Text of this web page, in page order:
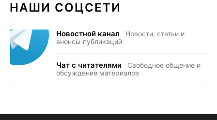
НАШИ СОЦСЕТИ
Новостной канал
Новости, статьи и
анонсы публикаций
Чат с читателями
Свободное общение и
обсуждение материалов